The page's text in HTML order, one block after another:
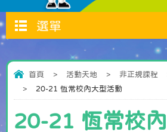
選單
首頁 > 活動天地 > 非正規課程
>
20-21 恆常校內大型活動
20-21 恆常校